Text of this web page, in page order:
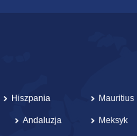
Hiszpania
Andaluzja
Mauritius
Meksyk